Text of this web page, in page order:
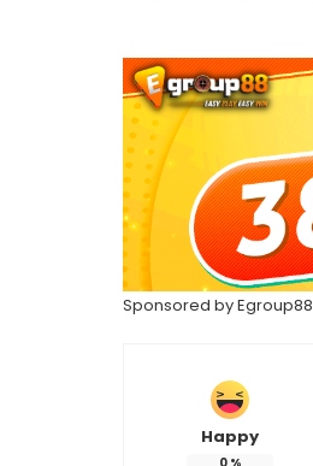
Sponsored byEgroup88
Happy